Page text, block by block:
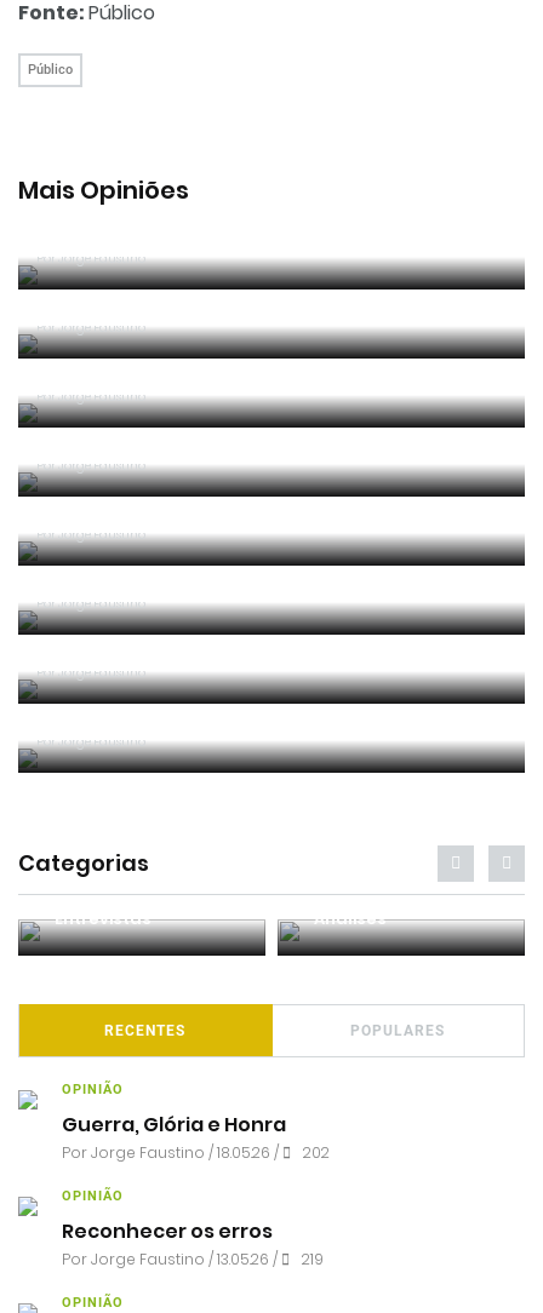
Fonte:Público
Público
Mais Opiniões
PorJorge Faustino
PorJorge Faustino
PorJorge Faustino
PorJorge Faustino
PorJorge Faustino
PorJorge Faustino
PorJorge Faustino
PorJorge Faustino
Categorias
Entrevistas Análises
RECENTES POPULARES
OPINIÃO
Guerra, Glória e Honra
PorJorge Faustino / 18.05.26 / 202
OPINIÃO
Reconhecer os erros
PorJorge Faustino / 13.05.26 / 219
OPINIÃO